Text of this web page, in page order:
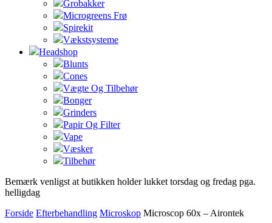
Grobakker
Microgreens Frø
Spirekit
Vækstsysteme
Headshop
Blunts
Cones
Vægte Og Tilbehør
Bonger
Grinders
Papir Og Filter
Vape
Væsker
Tilbehør
Bemærk venligst at butikken holder lukket torsdag og fredag pga.
helligdag
Forside Efterbehandling Microskop Microscop 60x – Airontek